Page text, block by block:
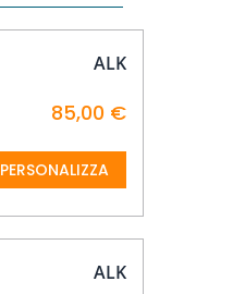
ALK
85,00 €
PERSONALIZZA
ALK